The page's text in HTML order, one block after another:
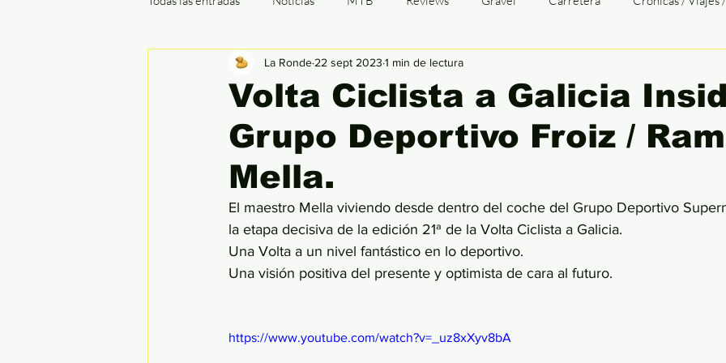
Cx / Ciclocrós Indoor BTTGALICIA Opinión
Ronde de Flandes París - Roubaix Tri Duatlón Cómic Patologías
Volta Ciclista a Galicia
Grupo Deportivo Froiz /
Mella.
La Ronde 22 sept 2023 1 min de lectura
El maestro Mella viviendo desde dentro del coche del Grupo Deportivo
la etapa decisiva de la edición 21ª de la Volta Ciclista a Galicia.
Una Volta a un nivel fantástico en lo deportivo.
Una visión positiva del presente y optimista de cara al futuro.
https://www.youtube.com/watch?v=_uz8xXyv8bA